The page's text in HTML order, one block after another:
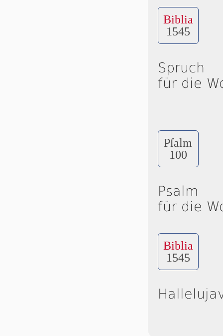
Biblia
1545
Spruch
für die
Pſalm
100
Psalm
für die
Biblia
1545